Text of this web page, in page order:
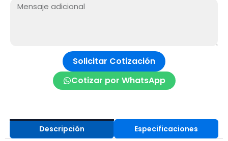
Mensaje:
Solicitar Cotización
Cotizar por WhatsApp
Descripción Especificaciones